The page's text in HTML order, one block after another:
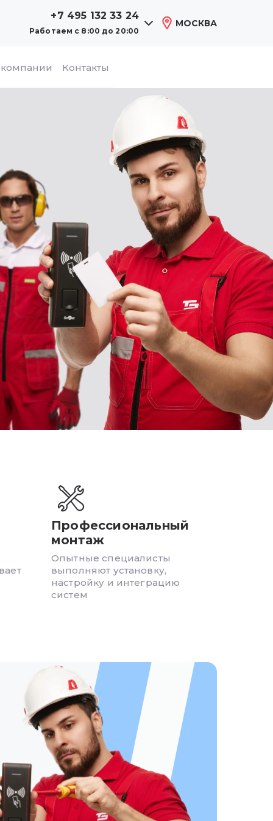
+7 495 132 33 24
Работаем с 8:00 до 20:00
МОСКВА
Контакты
Профессиональный
монтаж
Опытные специалисты
выполняют установку,
настройку и интеграцию
систем